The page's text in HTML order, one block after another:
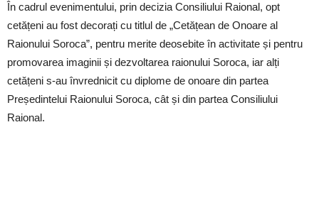
În cadrul evenimentului, prin decizia Consiliului Raional, opt
cetățeni au fost decorați cu titlul de „Cetățean de Onoare al
Raionului Soroca”, pentru merite deosebite în activitate și pentru
promovarea imaginii și dezvoltarea raionului Soroca, iar alți
cetățeni s-au învrednicit cu diplome de onoare din partea
Președintelui Raionului Soroca, cât și din partea Consiliului
Raional.